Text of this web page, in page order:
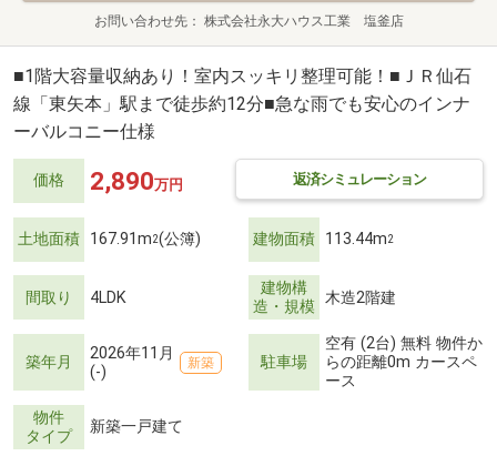
お問い合わせ先 株式会社永大ハウス工業 塩釜店
■1階大容量収納あり！室内スッキリ整理可能！■ＪＲ仙石
線「東矢本」駅まで徒歩約12分■急な雨でも安心のインナ
ーバルコニー仕様
価格 返済シミュレーション
2,890万円
土地面積 167.91m2(公簿) 建物面積 113.44m2
間取り 4LDK
建物構
造・規模 木造2階建
築年月
2026年11月
(-)
新築 駐車場
空有 (2台) 無料 物件か
らの距離0m カースペ
ース
物件
タイプ
新築一戸建て